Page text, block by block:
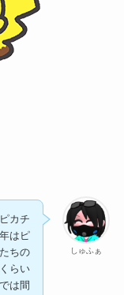
しゅふぁ
カチ
はピ
ちの
らい
は間